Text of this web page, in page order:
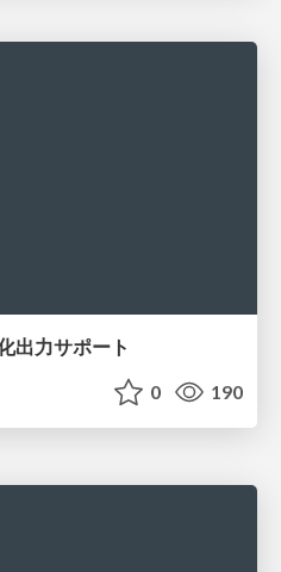
出力サポート
0 190